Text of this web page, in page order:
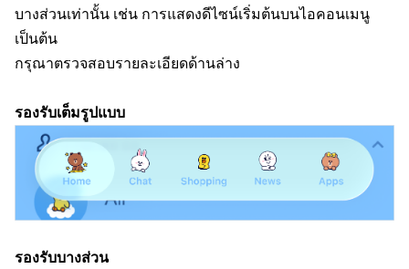
บางส่วนเท่านั้น เช่น การแสดงดีไซน์เริ่มต้นบนไอคอนเมนู
เป็นต้น
กรุณาตรวจสอบรายละเอียดด้านล่าง
รองรับเต็มรูปแบบ
รองรับบางส่วน